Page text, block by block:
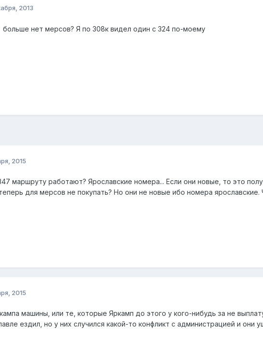
2013
нет мерсов? Я по 308к видел один с 324 по-моему
2015
маршруту работают? Ярославские номера... Если они новые, то это
для мерсов не покупать? Но они не новые ибо номера ярославские.
2015
машины, или те, которые Яркамп до этого у кого-нибудь за не
ездил, но у них случился какой-то конфликт с администрацией и они